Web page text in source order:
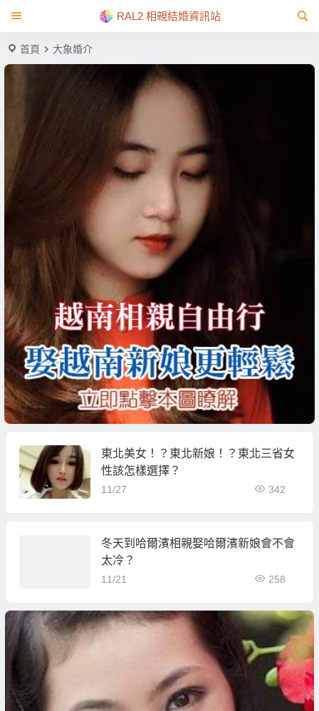
RAL2 相親結婚資訊站
首頁 大象婚介
東北美女！？東北新娘！？東北三省女
性該怎樣選擇？
11/27 342
冬天到哈爾濱相親娶哈爾濱新娘會不會
太冷？
11/21 258